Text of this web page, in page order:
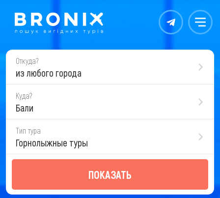
Контакты Меню
Откуда?
из любого города
Куда?
Бали
Тип тура
Горнолыжные туры
ПОКАЗАТЬ